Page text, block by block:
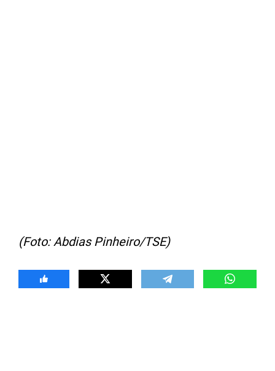
(Foto: Abdias Pinheiro/TSE)